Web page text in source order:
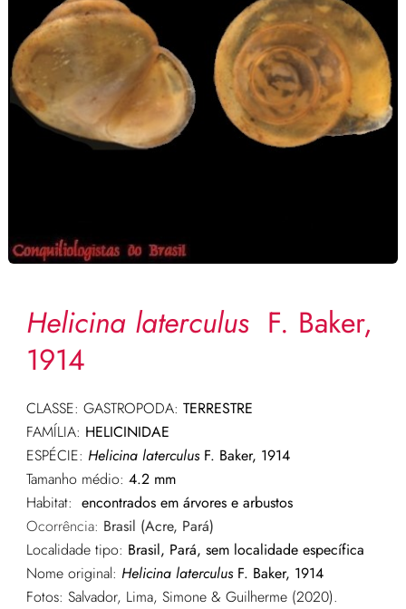
Helicina laterculus F. Baker,
1914
CLASSE: GASTROPODA: TERRESTRE
FAMÍLIA: HELICINIDAE
ESPÉCIE: Helicina laterculusF. Baker, 1914
Tamanho médio: 4.2 mm
Habitat: encontrados em árvores e arbustos
Ocorrência: Brasil (Acre, Pará)
Localidade tipo: Brasil, Pará, sem localidade específica
Nome original: Helicina laterculusF. Baker, 1914
Fotos: Salvador, Lima, Simone & Guilherme (2020).